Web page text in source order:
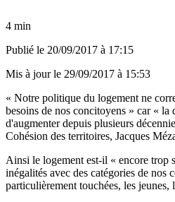
4 min
Publié le 20/09/2017 à 17:15
Mis à jour le 29/09/2017 à 15:53
« Notre politique du logement ne
besoins de nos concitoyens » car « la
d'augmenter depuis plusieurs
Cohésion des territoires, Jacques
Ainsi le logement est-il « encore trop
inégalités avec des catégories de nos
particulièrement touchées, les